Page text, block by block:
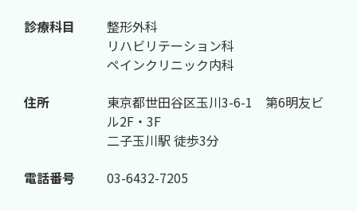
診療科目
整形外科
リハビリテーション科
ペインクリニック内科
住所
東京都世田谷区玉川3-6-1 第6明友ビ
ル2F・3F
二子玉川駅 徒歩3分
電話番号
03-6432-7205